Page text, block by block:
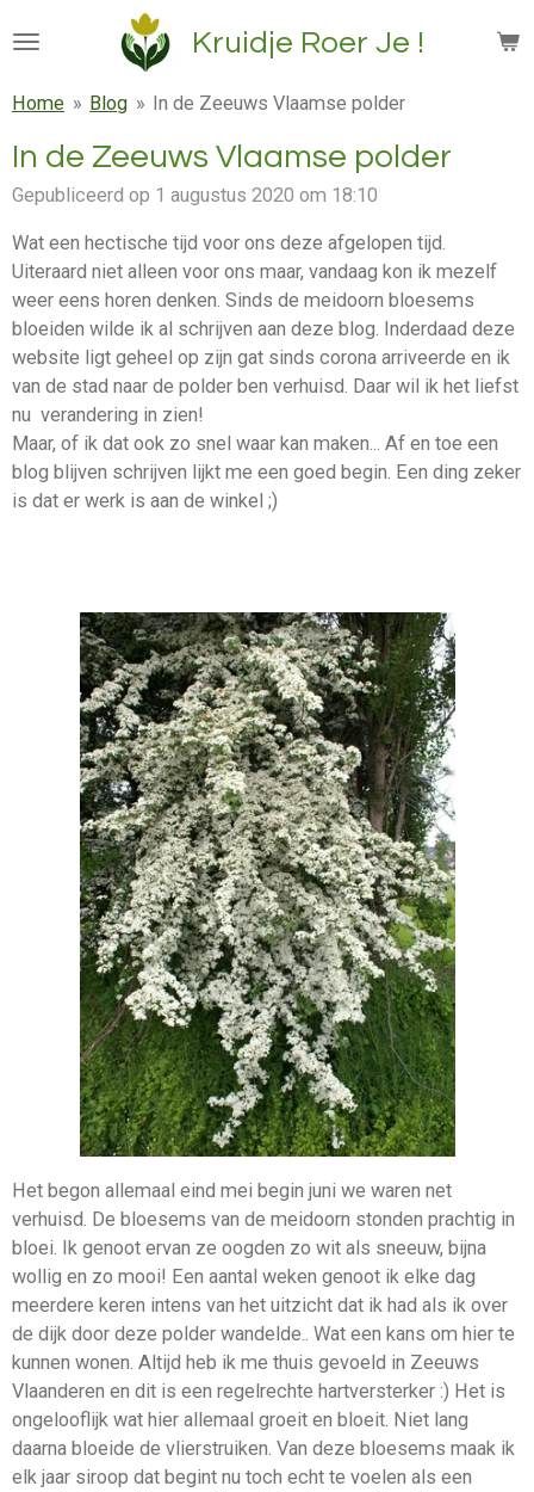
direct
de
hoofdinhoud
Kruidje Roer Je !
Home » Blog » In de Zeeuws Vlaamse polder
In de Zeeuws Vlaamse polder
Gepubliceerd op 1 augustus 2020 om 18:10
Wat een hectische tijd voor ons deze afgelopen tijd.
Uiteraard niet alleen voor ons maar, vandaag kon ik mezelf
weer eens horen denken. Sinds de meidoorn bloesems
bloeiden wilde ik al schrijven aan deze blog. Inderdaad deze
website ligt geheel op zijn gat sinds corona arriveerde en ik
van de stad naar de polder ben verhuisd. Daar wil ik het liefst
nu verandering in zien!
Maar, of ik dat ook zo snel waar kan maken... Af en toe een
blog blijven schrijven lijkt me een goed begin. Een ding zeker
is dat er werk is aan de winkel ;)
Het begon allemaal eind mei begin juni we waren net
verhuisd. De bloesems van de meidoorn stonden prachtig in
bloei. Ik genoot ervan ze oogden zo wit als sneeuw, bijna
wollig en zo mooi! Een aantal weken genoot ik elke dag
meerdere keren intens van het uitzicht dat ik had als ik over
de dijk door deze polder wandelde.. Wat een kans om hier te
kunnen wonen. Altijd heb ik me thuis gevoeld in Zeeuws
Vlaanderen en dit is een regelrechte hartversterker :) Het is
ongelooflijk wat hier allemaal groeit en bloeit. Niet lang
daarna bloeide de vlierstruiken. Van deze bloesems maak ik
elk jaar siroop dat begint nu toch echt te voelen als een